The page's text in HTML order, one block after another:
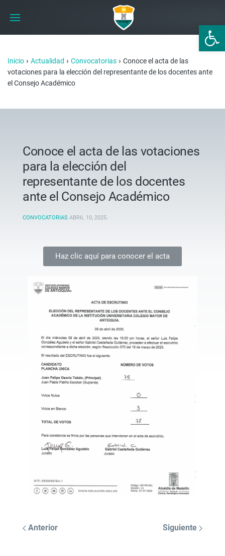
Abrir
Inicio › Actualidad › Convocatorias › Conoce el acta de las
votaciones para la elección del representante de los docentes ante
el Consejo Académico
Conoce el acta de las votaciones
para la elección del
representante de los docentes
ante el Consejo Académico
CONVOCATORIAS ABRIL 10, 2025.
Haz clic aquí para conocer el acta
Anterior Siguiente